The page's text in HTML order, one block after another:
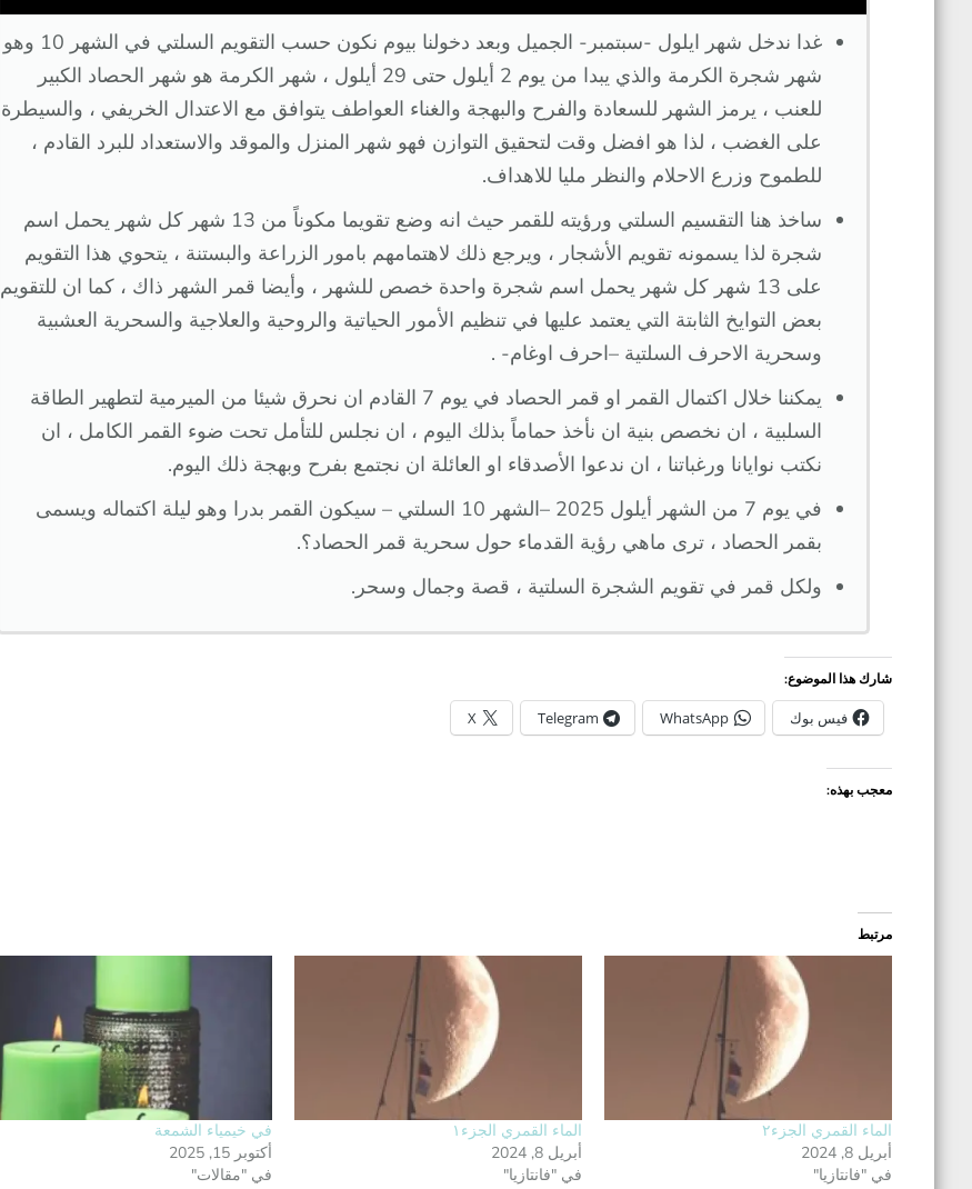
غدا ندخل شهر ايلول -سبتمبر- الجميل وبعد دخولنا بيوم نكون حسب التقويم السلتي في الشهر 10 وهو
شهر شجرة الكرمة والذي يبدا من يوم 2 أيلول حتى 29 أيلول ، شهر الكرمة هو شهر الحصاد الكبير
للعنب ، يرمز الشهر للسعادة والفرح والبهجة والغناء العواطف يتوافق مع الاعتدال الخريفي ، والسيطرة
على الغضب ، لذا هو افضل وقت لتحقيق التوازن فهو شهر المنزل والموقد والاستعداد للبرد القادم ،
للطموح وزرع الاحلام والنظر مليا للاهداف.
ساخذ هنا التقسيم السلتي ورؤيته للقمر حيث انه وضع تقويما مكوناً من 13 شهر كل شهر يحمل اسم
شجرة لذا يسمونه تقويم الأشجار ، ويرجع ذلك لاهتمامهم بامور الزراعة والبستنة ، يتحوي هذا التقويم
على 13 شهر كل شهر يحمل اسم شجرة واحدة خصص للشهر ، وأيضا قمر الشهر ذاك ، كما ان للتقويم
بعض التوايخ الثابتة التي يعتمد عليها في تنظيم الأمور الحياتية والروحية والعلاجية والسحرية العشبية
وسحرية الاحرف السلتية –احرف اوغام- .
يمكننا خلال اكتمال القمر او قمر الحصاد في يوم 7 القادم ان نحرق شيئا من الميرمية لتطهير الطاقة
السلبية ، ان نخصص بنية ان نأخذ حماماً بذلك اليوم ، ان نجلس للتأمل تحت ضوء القمر الكامل ، ان
نكتب نوايانا ورغباتنا ، ان ندعوا الأصدقاء او العائلة ان نجتمع بفرح وبهجة ذلك اليوم.
في يوم 7 من الشهر أيلول 2025 –الشهر 10 السلتي – سيكون القمر بدرا وهو ليلة اكتماله ويسمى
بقمر الحصاد ، ترى ماهي رؤية القدماء حول سحرية قمر الحصاد؟.
ولكل قمر في تقويم الشجرة السلتية ، قصة وجمال وسحر.
شارك هذا الموضوع:
فيس بوك WhatsApp
Telegram
X
معجب بهذه:
مرتبط
الماء القمري الجزء٢
أبريل 8, 2024
في "فانتازيا"
الماء القمري الجزء١
أبريل 8, 2024
في "فانتازيا"
في خيمياء الشمعة
أكتوبر 15, 2025
في "مقالات"